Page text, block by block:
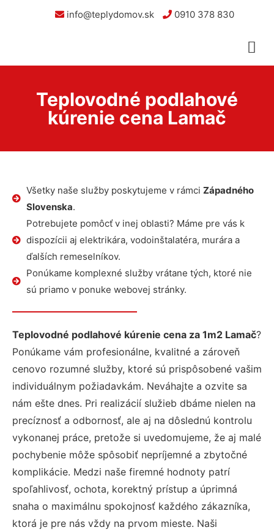
info@teplydomov.sk 0910 378 830
Teplovodné podlahové
kúrenie cena Lamač
Všetky naše služby poskytujeme v rámci Západného
Slovenska.
Potrebujete pomôcť v inej oblasti? Máme pre vás k
dispozícii aj elektrikára, vodoinštalatéra, murára a
ďalších remeselníkov.
Ponúkame komplexné služby vrátane tých, ktoré nie
sú priamo v ponuke webovej stránky.
Teplovodné podlahové kúrenie cena za 1m2 Lamač?
Ponúkame vám profesionálne, kvalitné a zároveň
cenovo rozumné služby, ktoré sú prispôsobené vašim
individuálnym požiadavkám. Neváhajte a ozvite sa
nám ešte dnes. Pri realizácií služieb dbáme nielen na
precíznosť a odbornosť, ale aj na dôslednú kontrolu
vykonanej práce, pretože si uvedomujeme, že aj malé
pochybenie môže spôsobiť nepríjemné a zbytočné
komplikácie. Medzi naše firemné hodnoty patrí
spoľahlivosť, ochota, korektný prístup a úprimná
snaha o maximálnu spokojnosť každého zákazníka,
ktorá je pre nás vždy na prvom mieste. Naši